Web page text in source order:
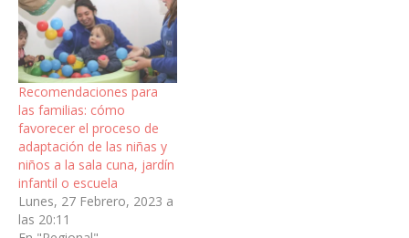
Recomendaciones para
las familias: cómo
favorecer el proceso de
adaptación de las niñas y
niños a la sala cuna, jardín
infantil o escuela
Lunes, 27 Febrero, 2023 a
las 20:11